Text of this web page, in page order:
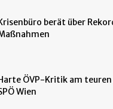
berät über
ÖVP-Kritik am
Wien